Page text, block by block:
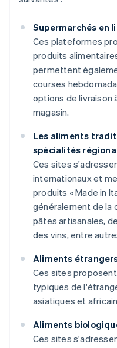
Supermarchés en
Ces plateformes
produits
permettent
courses
options de livraison
magasin.
Les aliments
spécialités
Ces sites
internationaux et
produits « Made in
généralement de la
pâtes artisanales,
des vins, entre
Aliments
Ces sites
typiques de
asiatiques et
Aliments
Ces sites